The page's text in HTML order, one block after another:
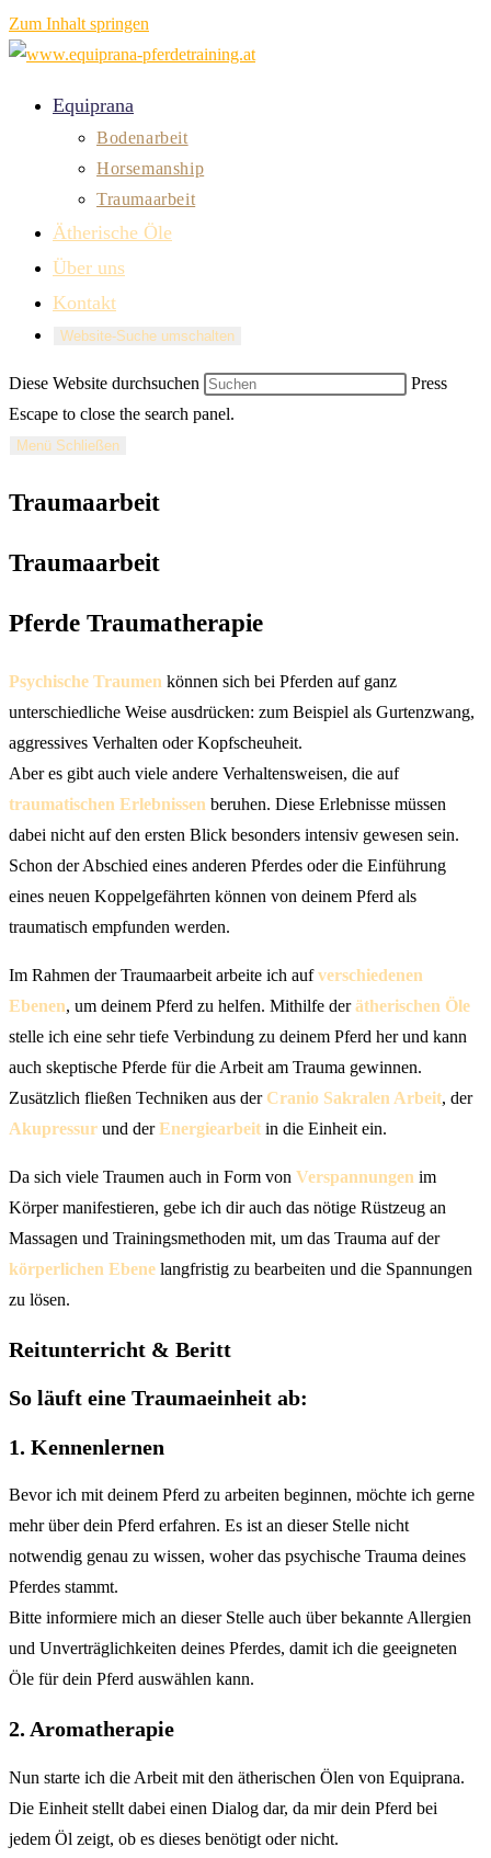
Zum Inhalt springen
Equiprana
Bodenarbeit
Horsemanship
Traumaarbeit
Ätherische Öle
Über uns
Kontakt
Website-Suche umschalten
Diese Website durchsuchen
Press
Escape to close the search panel.
Menü Schließen
Traumaarbeit
Traumaarbeit
Pferde Traumatherapie
Psychische Traumen können sich bei Pferden auf ganz
unterschiedliche Weise ausdrücken: zum Beispiel als Gurtenzwang,
aggressives Verhalten oder Kopfscheuheit.
Aber es gibt auch viele andere Verhaltensweisen, die auf
traumatischen Erlebnissen beruhen. Diese Erlebnisse müssen
dabei nicht auf den ersten Blick besonders intensiv gewesen sein.
Schon der Abschied eines anderen Pferdes oder die Einführung
eines neuen Koppelgefährten können von deinem Pferd als
traumatisch empfunden werden.
Im Rahmen der Traumaarbeit arbeite ich aufverschiedenen
Ebenen, um deinem Pferd zu helfen. Mithilfe derätherischen Öle
stelle ich eine sehr tiefe Verbindung zu deinem Pferd her und kann
auch skeptische Pferde für die Arbeit am Trauma gewinnen.
Zusätzlich fließen Techniken aus derCranio Sakralen Arbeit, der
Akupressur und derEnergiearbeit in die Einheit ein.
Da sich viele Traumen auch in Form von Verspannungen im
Körper manifestieren, gebe ich dir auch das nötige Rüstzeug an
Massagen und Trainingsmethoden mit, um das Trauma auf der
körperlichen Ebene langfristig zu bearbeiten und die Spannungen
zu lösen.
Reitunterricht & Beritt
So läuft eine Traumaeinheit ab:
1. Kennenlernen
Bevor ich mit deinem Pferd zu arbeiten beginnen, möchte ich gerne
mehr über dein Pferd erfahren. Es ist an dieser Stelle nicht
notwendig genau zu wissen, woher das psychische Trauma deines
Pferdes stammt.
Bitte informiere mich an dieser Stelle auch über bekannte Allergien
und Unverträglichkeiten deines Pferdes, damit ich die geeigneten
Öle für dein Pferd auswählen kann.
2. Aromatherapie
Nun starte ich die Arbeit mit den ätherischen Ölen von Equiprana.
Die Einheit stellt dabei einen Dialog dar, da mir dein Pferd bei
jedem Öl zeigt, ob es dieses benötigt oder nicht.